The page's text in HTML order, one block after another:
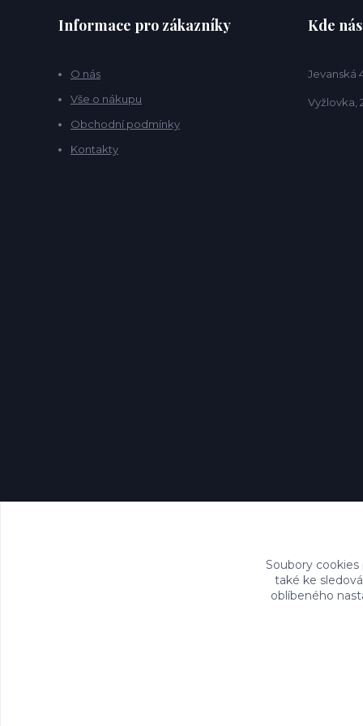
Informace pro zákazníky
O nás
Vše o nákupu
Obchodní podmínky
Kontakty
Kde
Jevanská
Vyžlovka,
Soubory
také ke
oblíbeného